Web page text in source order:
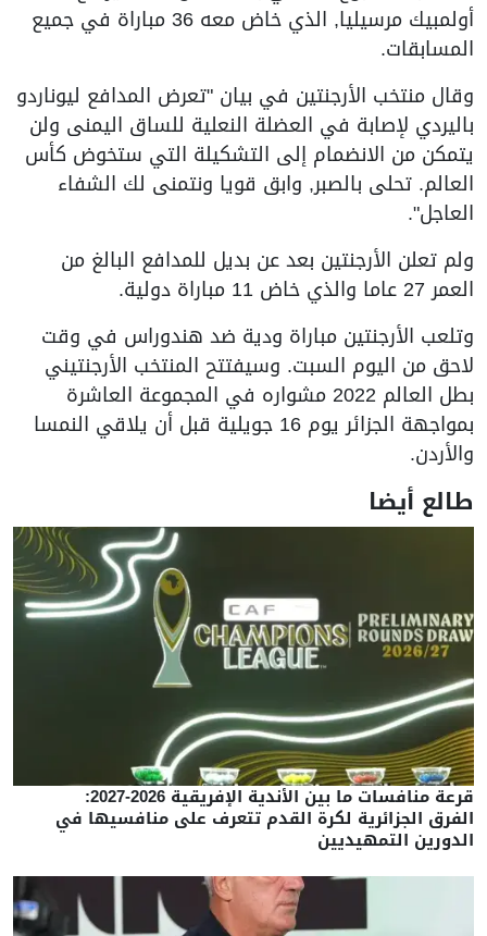
أولمبيك مرسيليا, الذي خاض معه 36 مباراة في جميع
المسابقات.
وقال منتخب الأرجنتين في بيان "تعرض المدافع ليوناردو
باليردي لإصابة في العضلة النعلية للساق اليمنى ولن
يتمكن من الانضمام إلى التشكيلة ‌التي ستخوض كأس
العالم. تحلى بالصبر, وابق قويا ونتمنى لك الشفاء
العاجل".
ولم ‌تعلن الأرجنتين بعد عن بديل للمدافع البالغ من
العمر 27 عاما والذي خاض 11 مباراة دولية.
وتلعب الأرجنتين مباراة ودية ‌ضد هندوراس في وقت
لاحق من اليوم السبت. وسيفتتح المنتخب الأرجنتيني
بطل العالم 2022 مشواره في ‌المجموعة العاشرة
بمواجهة الجزائر يوم 16 جويلية قبل أن يلاقي النمسا
والأردن.
طالع أيضا
قرعة منافسات ما بين الأندية الإفريقية 2026-2027:
الفرق الجزائرية لكرة القدم تتعرف على منافسيها في
الدورين التمهيديين